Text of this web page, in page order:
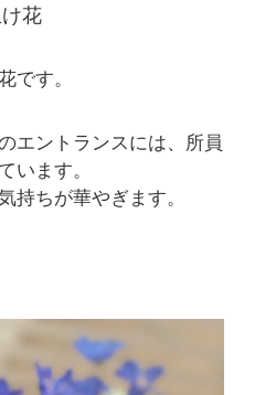
花
です。
エントランスには、所員
います。
持ちが華やぎます。